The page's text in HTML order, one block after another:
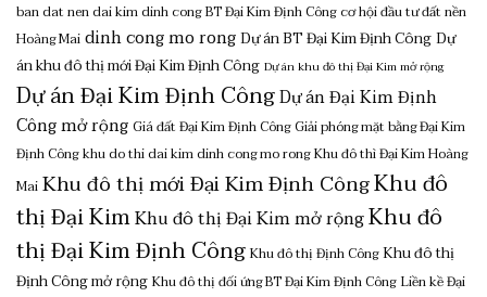
ban dat nen dai kim dinh congBT Đại Kim Định Công cơ hội đầu tư đất nền
Hoàng Maidinh cong mo rongDự án BT Đại Kim Định CôngDự
án khu đô thị mới Đại Kim Định Công Dự án khu đô thị Đại Kim mở rộng
Dự án Đại Kim Định CôngDự án Đại Kim Định
Công mở rộngGiá đất Đại Kim Định CôngGiải phóng mặt bằng Đại Kim
Định Côngkhu do thi dai kim dinh cong mo rongKhu đô thì Đại Kim Hoàng
MaiKhu đô thị mới Đại Kim Định CôngKhu đô
thị Đại KimKhu đô thị Đại Kim mở rộngKhu đô
thị Đại Kim Định CôngKhu đô thị Định CôngKhu đô thị
Định Công mở rộngKhu đô thị đối ứng BT Đại Kim Định Công Liền kề Đại